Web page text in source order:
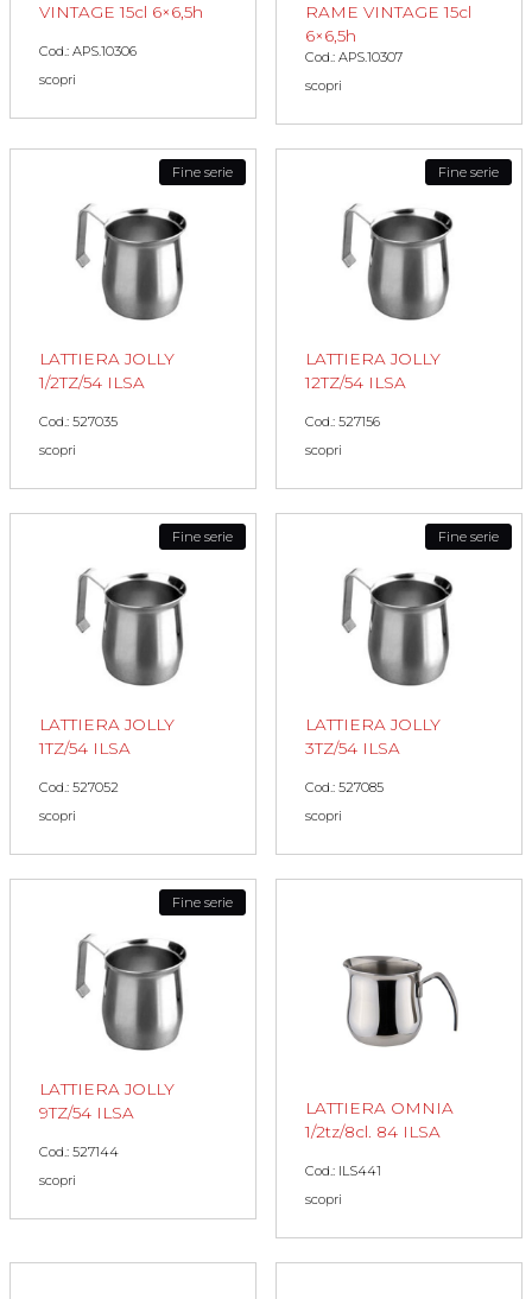
VINTAGE 15cl 6×6,5h
Cod.: APS.10306
scopri
RAME VINTAGE 15cl
6×6,5h
Cod.: APS.10307
scopri
Fine serie
LATTIERA JOLLY
1/2TZ/54 ILSA
Cod.: 527035
scopri
Fine serie
LATTIERA JOLLY
12TZ/54 ILSA
Cod.: 527156
scopri
Fine serie
LATTIERA JOLLY
1TZ/54 ILSA
Cod.: 527052
scopri
Fine serie
LATTIERA JOLLY
3TZ/54 ILSA
Cod.: 527085
scopri
Fine serie
LATTIERA JOLLY
9TZ/54 ILSA
Cod.: 527144
scopri
LATTIERA OMNIA
1/2tz/8cl. 84 ILSA
Cod.: ILS441
scopri